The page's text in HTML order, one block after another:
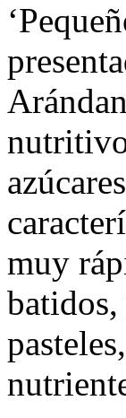
muy
batidos,